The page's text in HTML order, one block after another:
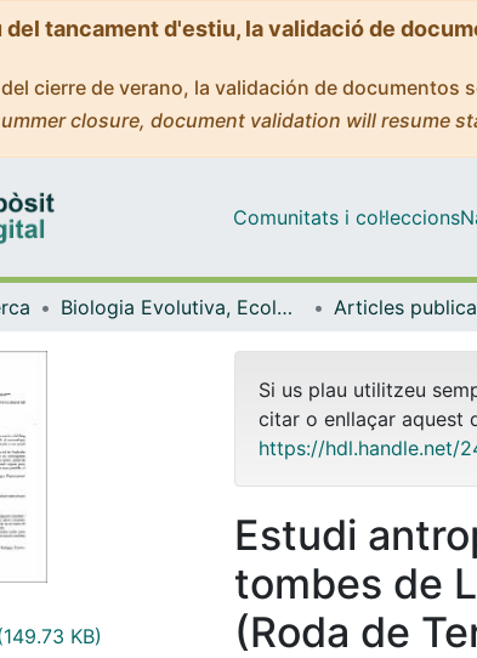
del tancament d'estiu, la validació de
cierre de verano, la validación de documentos
closure, document validation will resume
Comunitats i col·leccions
Biologia Evolutiva, Ecologia i Ciències Ambientals
KB)
Si us plau utilitzeu
citar o enllaçar aquest
https://hdl.handle.net/
Estudi
tombes de
(Roda de